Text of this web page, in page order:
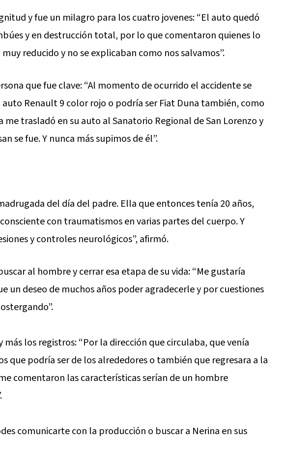
y fue un milagro para los cuatro jovenes: “El auto quedó
y en destrucción total, por lo que comentaron quienes lo
reducido y no se explicaban como nos salvamos”.
que fue clave: “Al momento de ocurrido el accidente se
Renault 9 color rojo o podría ser Fiat Duna también, como
me trasladó en su auto al Sanatorio Regional de San Lorenzo y
se fue. Y nunca más supimos de él”.
del día del padre. Ella que entonces tenía 20 años,
con traumatismos en varias partes del cuerpo. Y
y controles neurológicos”, afirmó.
al hombre y cerrar esa etapa de su vida: “Me gustaría
un deseo de muchos años poder agradecerle y por cuestiones
más los registros: “Por la dirección que circulaba, que venía
que podría ser de los alrededores o también que regresara a la
comentaron las características serían de un hombre
comunicarte con la producción o buscar a Nerina en sus